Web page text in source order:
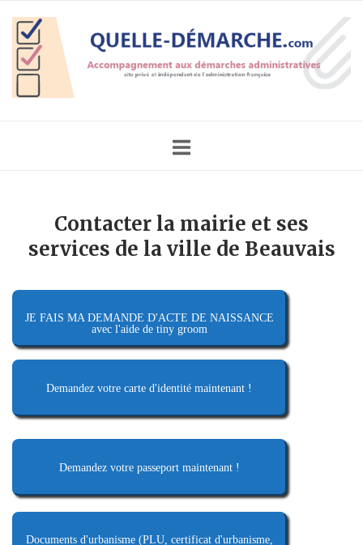
content
Home
Contacter la mairie et ses
services de la ville de Beauvais
JE FAIS MA DEMANDE D'ACTE DE NAISSANCE
avec l'aide de tiny groom
Demandez votre carte d'identité maintenant !
Demandez votre passeport maintenant !
Documents d'urbanisme (PLU, certificat d'urbanisme,